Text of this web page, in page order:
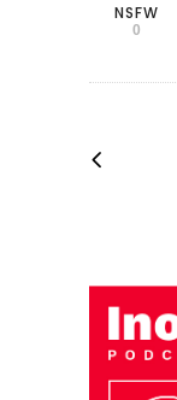
NSFW
0